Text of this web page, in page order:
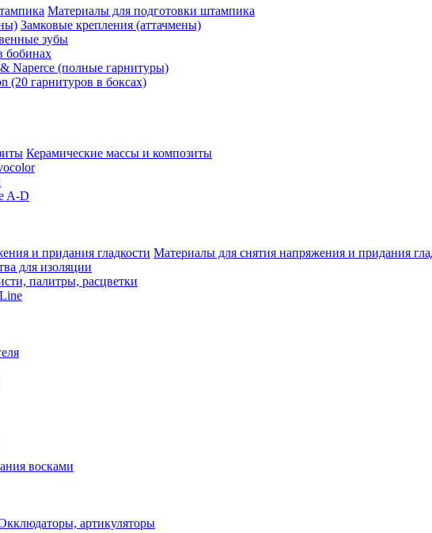
Материалы для подготовки штампика
Замковые крепления (аттачмены)
зубы
Naperce (полные гарнитуры)
(20 гарнитуров в боксах)
Керамические массы и композиты
A-D
Материалы для снятия напряжения и придания
для изоляции
палитры, расцветки
восками
артикуляторы